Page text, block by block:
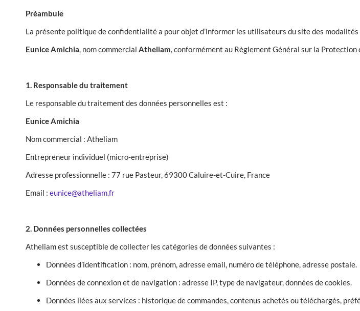
Préambule
La présente politique de confidentialité a pour objet d’informer les utilisateurs du site des
Eunice Amichia, nom commercial Atheliam, conformément au Règlement Général sur la
1. Responsable du traitement
Le responsable du traitement des données personnelles est :
Eunice Amichia
Nom commercial : Atheliam
Entrepreneur individuel (micro-entreprise)
Adresse professionnelle : 77 rue Pasteur, 69300 Caluire-et-Cuire, France
Email : eunice@atheliam.fr
2. Données personnelles collectées
Atheliam est susceptible de collecter les catégories de données suivantes :
Données d’identification : nom, prénom, adresse email, numéro de téléphone, adresse postale.
Données de connexion et de navigation : adresse IP, type de navigateur, données de cookies.
Données liées aux services : historique de commandes, contenus achetés ou téléchargés,